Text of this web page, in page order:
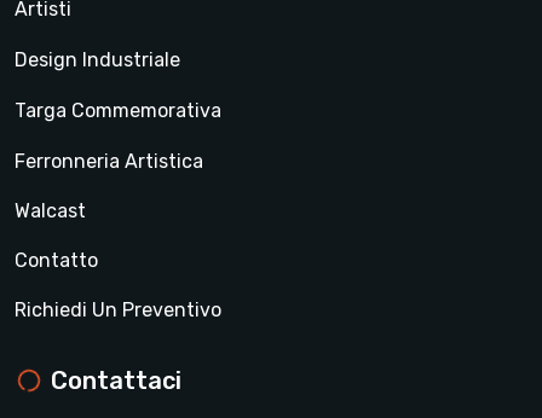
Artisti
Design Industriale
Targa Commemorativa
Ferronneria Artistica
Walcast
Contatto
Richiedi Un Preventivo
Contattaci